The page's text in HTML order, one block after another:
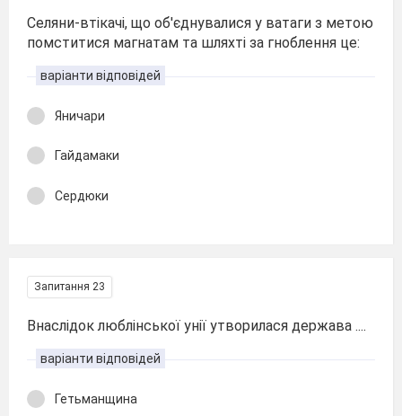
Селяни-втікачі, що об'єднувалися у ватаги з метою
помститися магнатам та шляхті за гноблення це:
варіанти відповідей
Яничари
Гайдамаки
Сердюки
Запитання 23
Внаслідок люблінської унії утворилася держава ....
варіанти відповідей
Гетьманщина